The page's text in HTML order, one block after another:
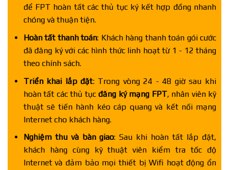
để FPT hoàn tất các thủ tục ký kết hợp đồng nhanh
chóng và thuận tiện.
Hoàn tất thanh toán: Khách hàng thanh toán gói cước
đã đăng ký với các hình thức linh hoạt từ 1 - 12 tháng
theo chính sách.
Triển khai lắp đặt: Trong vòng 24 - 48 giờ sau khi
hoàn tất các thủ tục đăng ký mạng FPT, nhân viên kỹ
thuật sẽ tiến hành kéo cáp quang và kết nối mạng
Internet cho khách hàng.
Nghiệm thu và bàn giao: Sau khi hoàn tất lắp đặt,
khách hàng cùng kỹ thuật viên kiểm tra tốc độ
Internet và đảm bảo mọi thiết bị Wifi hoạt động ổn